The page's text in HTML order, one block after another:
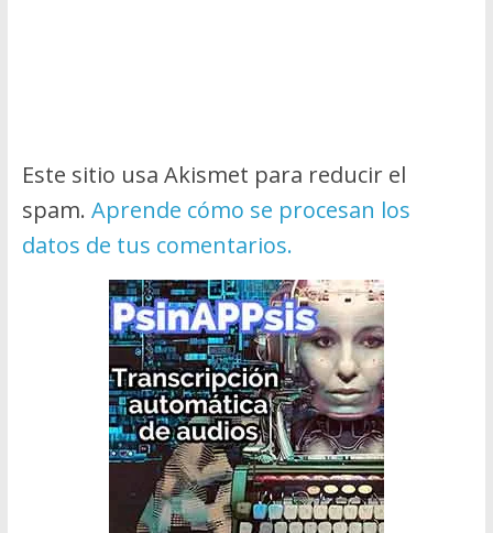
Este sitio usa Akismet para reducir el
spam. Aprende cómo se procesan los
datos de tus comentarios.